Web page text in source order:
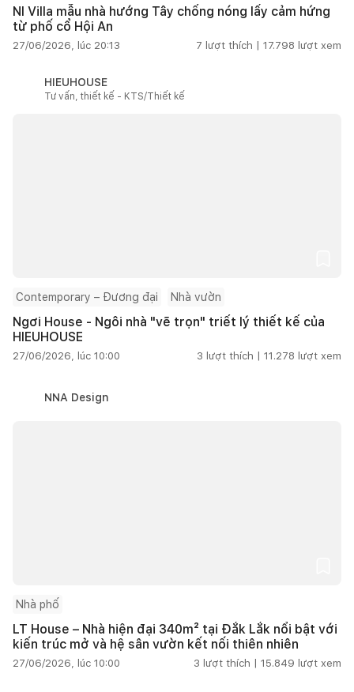
NI Villa mẫu nhà hướng Tây chống nóng lấy cảm hứng
từ phố cổ Hội An
27/06/2026, lúc 20:13 7 lượt thích | 17.798 lượt xem
HIEUHOUSE
Tư vấn, thiết kế - KTS/Thiết kế
Contemporary – Đương đại Nhà vườn
Ngơi House - Ngôi nhà "vẽ trọn" triết lý thiết kế của
HIEUHOUSE
27/06/2026, lúc 10:00 3 lượt thích | 11.278 lượt xem
NNA Design
Nhà phố
LT House – Nhà hiện đại 340m² tại Đắk Lắk nổi bật với
kiến trúc mở và hệ sân vườn kết nối thiên nhiên
27/06/2026, lúc 10:00 3 lượt thích | 15.849 lượt xem